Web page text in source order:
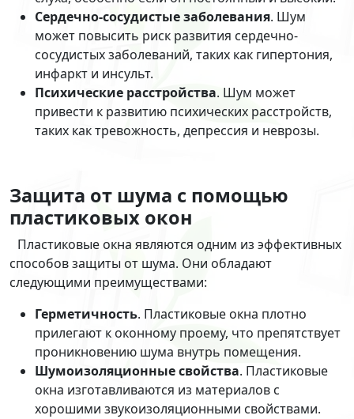
Сердечно-сосудистые заболевания. Шум
может повысить риск развития сердечно-
сосудистых заболеваний, таких как гипертония,
инфаркт и инсульт.
Психические расстройства. Шум может
привести к развитию психических расстройств,
таких как тревожность, депрессия и неврозы.
Защита от шума с помощью
пластиковых окон
Пластиковые окна являются одним из эффективных
способов защиты от шума. Они обладают
следующими преимуществами:
Герметичность. Пластиковые окна плотно
прилегают к оконному проему, что препятствует
проникновению шума внутрь помещения.
Шумоизоляционные свойства. Пластиковые
окна изготавливаются из материалов с
хорошими звукоизоляционными свойствами.